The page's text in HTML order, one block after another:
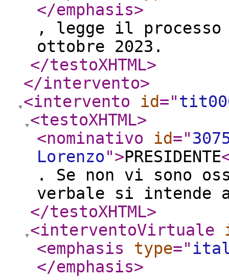
</emphasis>
, legge il
ottobre 2023.
</testoXHTML>
</intervento>
<intervento
id="
<testoXHTML>
<nominativo
id="
Lorenzo">PRESIDENTE
. Se non vi sono
verbale si intende
</testoXHTML>
<interventoVirtuale
<emphasis
type="
</emphasis>